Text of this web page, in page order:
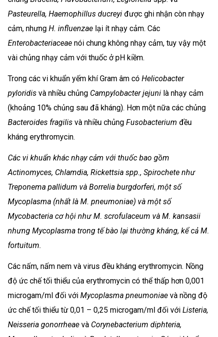
Pasteurella, Haemophillus ducreyi được ghi nhận còn nhạy
cảm, nhưng H. influenzae lại ít nhạy cảm. Các
Enterobacteriaceae nói chung không nhạy cảm, tuy vậy một
vài chủng nhạy cảm với thuốc ở pH kiềm.
Trong các vi khuẩn yếm khí Gram âm có Helicobacter
pyloridis và nhiều chủng Campylobacter jejuni là nhạy cảm
(khoảng 10% chủng sau đã kháng). Hơn một nữa các chủng
Bacteroides fragilis và nhiều chủng Fusobacterium đều
kháng erythromycin.
Các vi khuẩn khác nhạy cảm với thuốc bao gồm
Actinomyces, Chlamdia, Rickettsia spp., Spirochete như
Treponema pallidum và Borrelia burgdorferi, một số
Mycoplasma (nhất là M. pneumoniae) và một số
Mycobacteria cơ hội như M. scrofulaceum và M. kansasii
nhưng Mycoplasma trong tế bào lại thường kháng, kể cả M.
fortuitum.
Các nấm, nấm nem và virus đều kháng erythromycin. Nồng
độ ức chế tối thiểu của erythromycin có thể thấp hơn 0,001
microgam/ml đối với Mycoplasma pneumoniae và nồng độ
ức chế tối thiểu từ 0,01 – 0,25 microgam/ml đối với Listeria,
Neisseria gonorrheae và Corynebacterium diphteria,